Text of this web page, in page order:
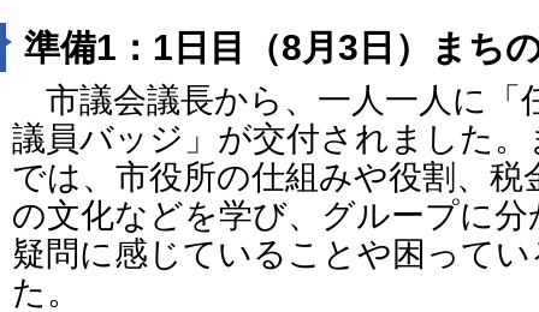
準備1：1日目（8月3日）まち
市議会議長から、一人一人に「
議員バッジ」が交付されました
では、市役所の仕組みや役割、税
の文化などを学び、グループに
疑問に感じていることや困って
た。